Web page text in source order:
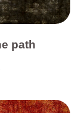
path